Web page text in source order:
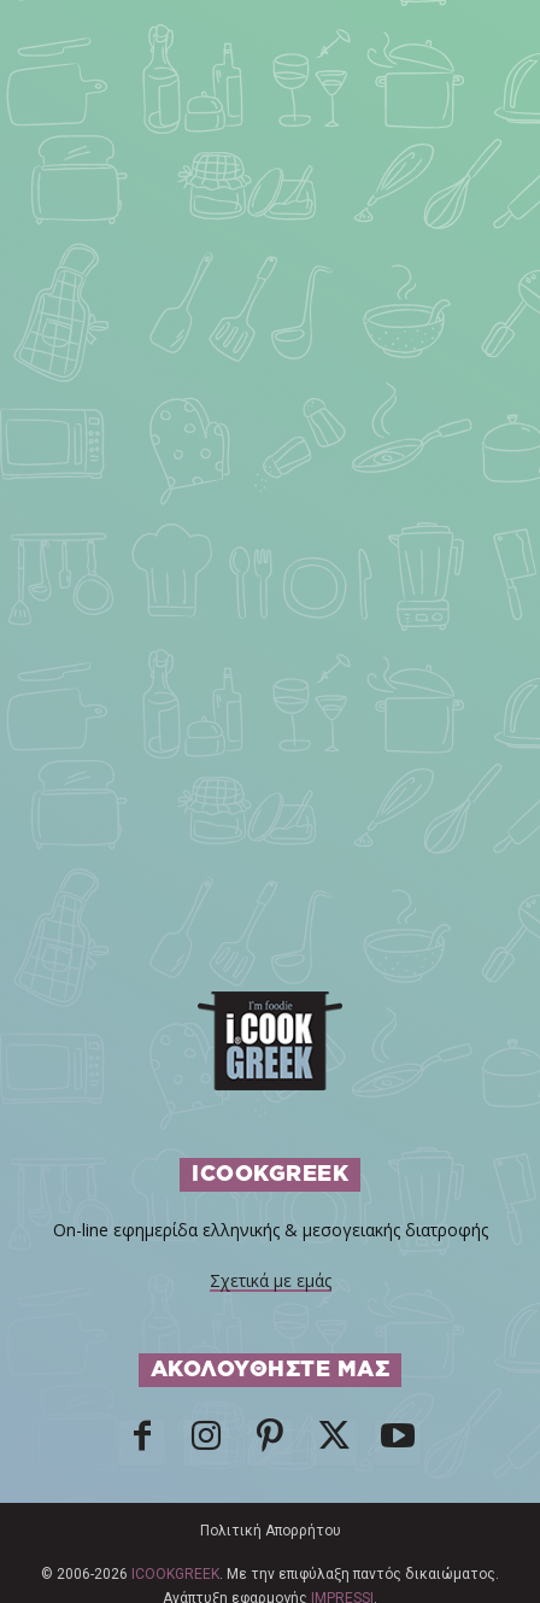
ICOOKGREEK
On-line εφημερίδα ελληνικής & μεσογειακής διατροφής
Σχετικά με εμάς
ΑΚΟΛΟΥΘΗΣΤΕ ΜΑΣ
Πολιτική Απορρήτου
© 2006-2026 ICOOKGREEK. Με την επιφύλαξη παντός δικαιώματος.
Ανάπτυξη εφαρμογής
IMPRESSI .